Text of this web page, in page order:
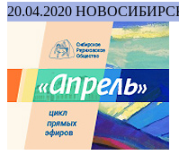
20.04.2020